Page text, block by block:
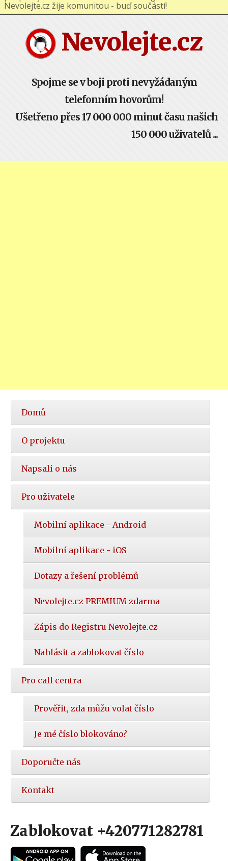
Nevolejte.cz
Spojme se v boji proti nevyžádaným
telefonním hovorům!
Ušetřeno přes 17 000 000 minut času našich
150 000 uživatelů ...
Hlavní
nabídka
Domů
O projektu
Napsali o nás
Pro uživatele
Mobilní aplikace - Android
Mobilní aplikace - iOS
Dotazy a řešení problémů
Nevolejte.cz PREMIUM zdarma
Zápis do Registru Nevolejte.cz
Nahlásit a zablokovat číslo
Pro call centra
Prověřit, zda můžu volat číslo
Je mé číslo blokováno?
Doporučte nás
Kontakt
Nevolejte.cz žije komunitou - buď součástí!
Zablokovat +420771282781